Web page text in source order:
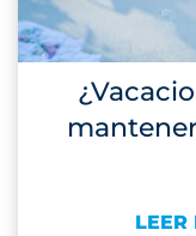
LEER